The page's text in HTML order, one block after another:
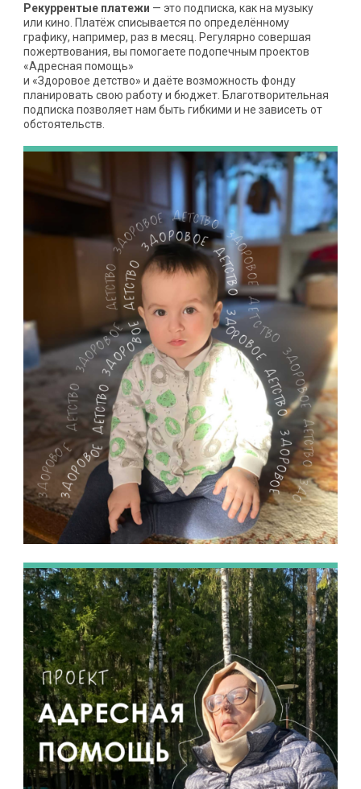
Рекуррентые платежи — это подписка, как на музыку
или кино. Платёж списывается по определённому
графику, например, раз в месяц. Регулярно совершая
пожертвования, вы помогаете подопечным проектов
«Адресная помощь»
и «Здоровое детство» и даёте возможность фонду
планировать свою работу и бюджет. Благотворительная
подписка позволяет нам быть гибкими и не зависеть от
обстоятельств.